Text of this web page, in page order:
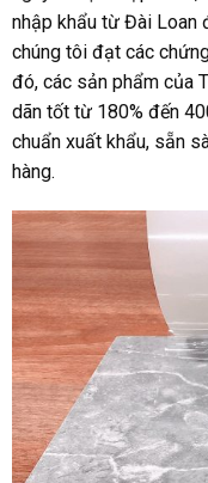
nhập khẩu từ Đài Loan
chúng tôi đạt các
đó, các sản phẩm của
dãn tốt từ 180% đến
chuẩn xuất khẩu, sẵn
hàng.